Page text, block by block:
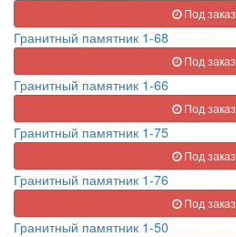
Под заказ
Гранитный памятник 1-68
Под заказ
Гранитный памятник 1-66
Под заказ
Гранитный памятник 1-75
Под заказ
Гранитный памятник 1-76
Под заказ
Гранитный памятник 1-50